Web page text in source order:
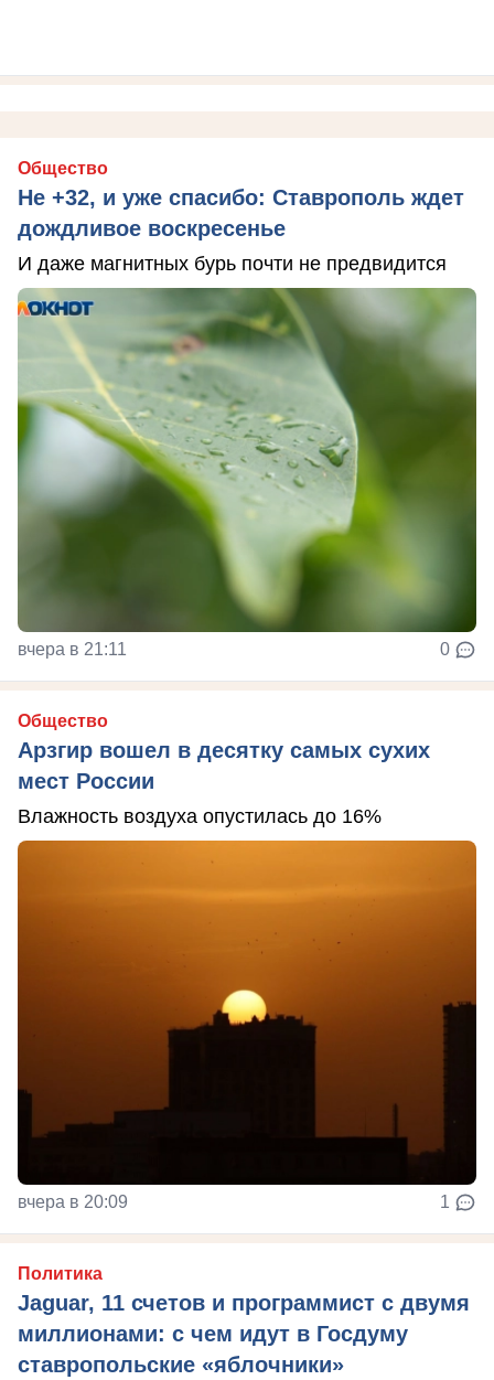
Общество
Не +32, и уже спасибо: Ставрополь ждет
дождливое воскресенье
И даже магнитных бурь почти не предвидится
вчера в 21:11 0
Общество
Арзгир вошел в десятку самых сухих
мест России
Влажность воздуха опустилась до 16%
вчера в 20:09 1
Политика
Jaguar, 11 счетов и программист с двумя
миллионами: с чем идут в Госдуму
ставропольские «яблочники»